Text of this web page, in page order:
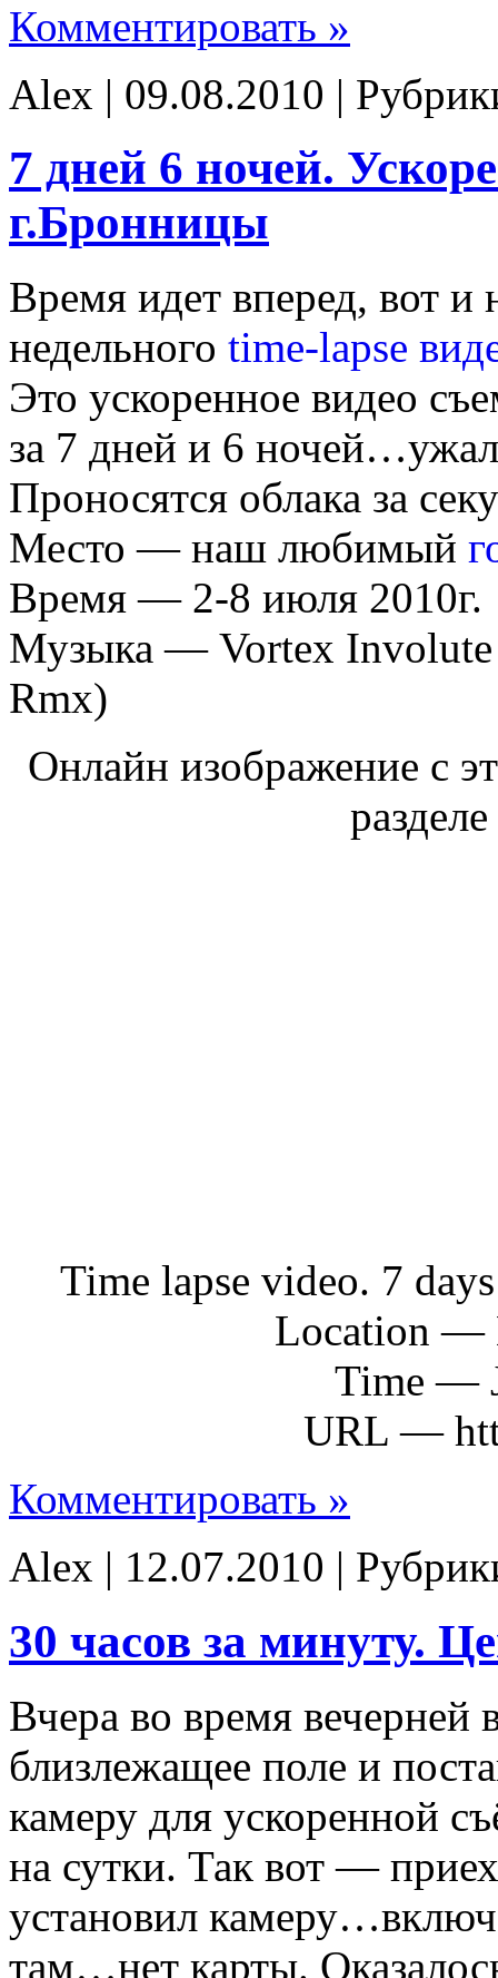
Комментировать »
Alex | 09.08.2010 |
7 дней 6 ночей.
г.Бронницы
Время идет вперед, вот и
недельного time-lapse
Это ускоренное видео
за 7 дней и 6
Проносятся облака за
Место — наш любимый
Время — 2-8 июля 2010г.
Музыка — Vortex
Rmx)
Онлайн изображение с
Time lapse video. 7
Location —
Time —
URL —
Комментировать »
Alex | 12.07.2010 |
30 часов за минуту.
Вчера во время вечерней
близлежащее поле и
камеру для ускоренной
на сутки. Так вот —
установил
там…нет карты.